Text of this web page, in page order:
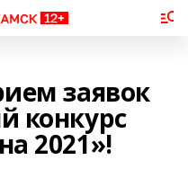
заявок
конкурс
2021»!